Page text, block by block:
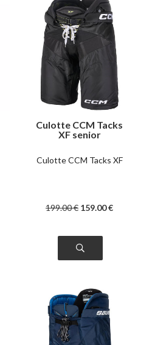
Culotte CCM Tacks
XF senior
Culotte CCM Tacks XF
199.00€ 159.00€